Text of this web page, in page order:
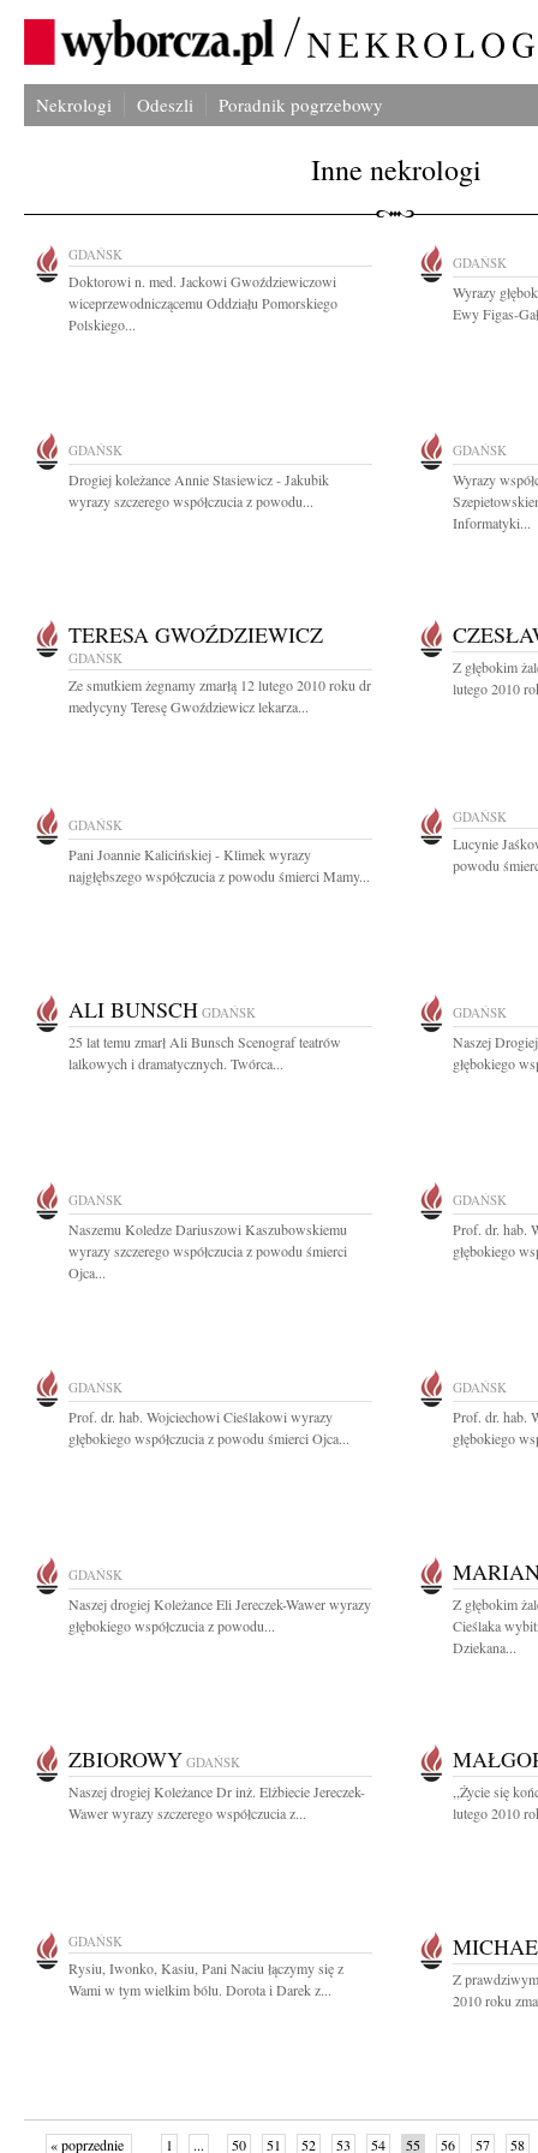
Nekrologi Odeszli Poradnik pogrzebowy
Inne nekrologi
GDAŃSK
Doktorowi n. med. Jackowi Gwoździewiczowi
wiceprzewodniczącemu Oddziału Pomorskiego
Polskiego...
GDAŃSK
Wyrazy
Ewy Figas-
GDAŃSK
Drogiej koleżance Annie Stasiewicz - Jakubik
wyrazy szczerego współczucia z powodu...
GDAŃSK
Wyrazy
Informatyki...
TERESA GWOŹDZIEWICZ
GDAŃSK
Ze smutkiem żegnamy zmarłą 12 lutego 2010 roku dr
medycyny Teresę Gwoździewicz lekarza...
Z głębokim
lutego 2010
GDAŃSK
Pani Joannie Kalicińskiej - Klimek wyrazy
najgłębszego współczucia z powodu śmierci Mamy...
GDAŃSK
Lucynie
powodu
ALI BUNSCH GDAŃSK
25 lat temu zmarł Ali Bunsch Scenograf teatrów
lalkowych i dramatycznych. Twórca...
GDAŃSK
Naszej
głębokiego
GDAŃSK
Naszemu Koledze Dariuszowi Kaszubowskiemu
wyrazy szczerego współczucia z powodu śmierci
Ojca...
GDAŃSK
Prof. dr. hab.
głębokiego
GDAŃSK
Prof. dr. hab. Wojciechowi Cieślakowi wyrazy
głębokiego współczucia z powodu śmierci Ojca...
GDAŃSK
Prof. dr. hab.
głębokiego
GDAŃSK
Naszej drogiej Koleżance Eli Jereczek-Wawer wyrazy
głębokiego współczucia z powodu...
Z głębokim
Cieślaka
Dziekana...
ZBIOROWY GDAŃSK
Naszej drogiej Koleżance Dr inż. Elżbiecie Jereczek-
Wawer wyrazy szczerego współczucia z...
,,Życie się
lutego 2010
GDAŃSK
Rysiu, Iwonko, Kasiu, Pani Naciu łączymy się z
Wami w tym wielkim bólu. Dorota i Darek z...
Z
2010 roku
« poprzednie 1 ... 50 51 52 53 54 55 56 57 58